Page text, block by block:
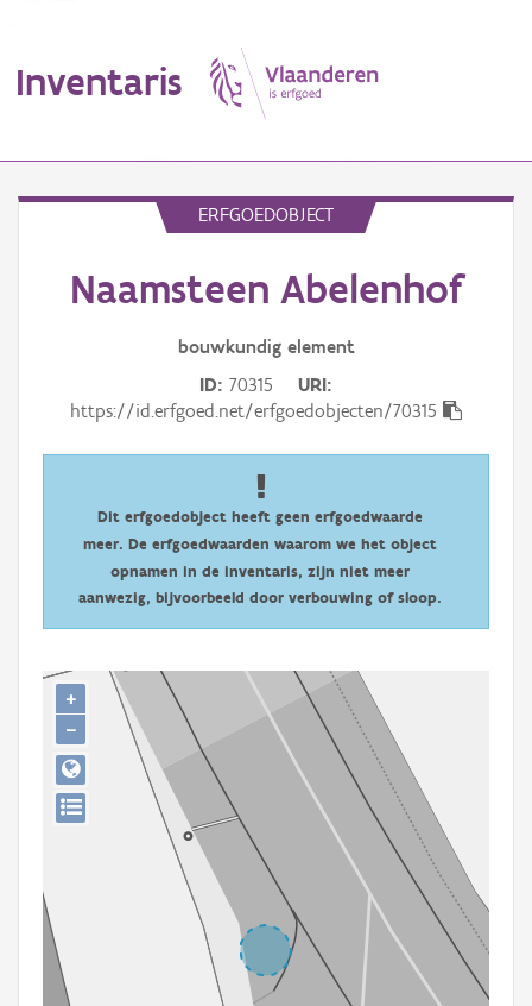
Inventaris
Erfgoedobject
Persoon of collectief
Downloads
Aanmelden
ERFGOEDOBJECT
Naamsteen Abelenhof
bouwkundig element
ID 70315
URI
https://id.erfgoed.net/erfgoedobjecten/70315
Dit erfgoedobject heeft geen erfgoedwaarde
meer. De erfgoedwaarden waarom we het object
opnamen in de inventaris, zijn niet meer
aanwezig, bijvoorbeeld door verbouwing of sloop.
+
−